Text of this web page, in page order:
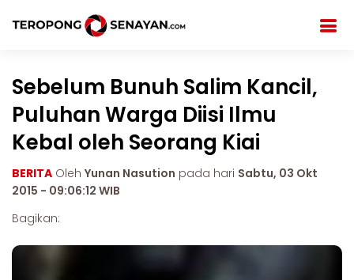
Sebelum Bunuh Salim Kancil,
Puluhan Warga Diisi Ilmu
Kebal oleh Seorang Kiai
BERITA Oleh Yunan Nasution pada hari Sabtu, 03 Okt
2015 - 09:06:12 WIB
Bagikan: